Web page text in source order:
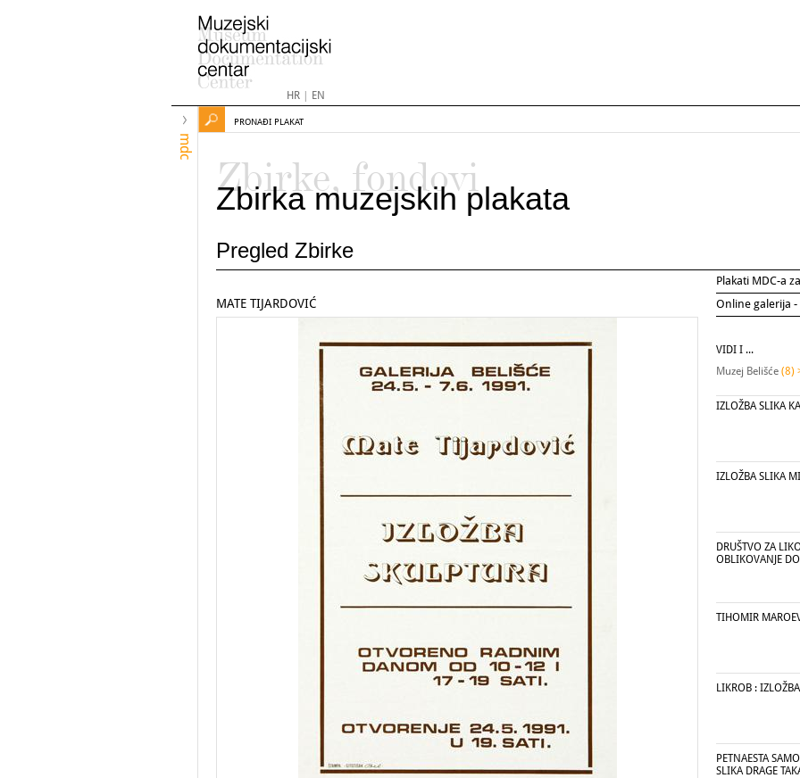
HR| EN
mdc
PRONAĐI PLAKAT
Zbirke, fondovi
Zbirka muzejskih plakata
Pregled Zbirke
Plakati MDC-a
Online galerija
MATE TIJARDOVIĆ
VIDI I ...
Muzej Belišće (8)
IZLOŽBA SLIKA
IZLOŽBA SLIKA
DRUŠTVO ZA
OBLIKOVANJE
TIHOMIR
LIKROB :
PETNAESTA
SLIKA DRAGE